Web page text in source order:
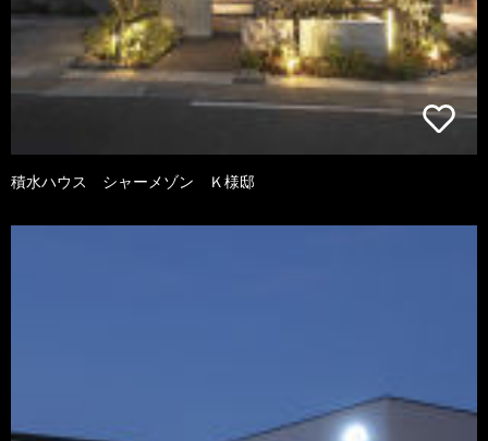
積水ハウス シャーメゾン Ｋ様邸